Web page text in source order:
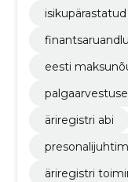
eesti
äriregistri abi
äriregistri